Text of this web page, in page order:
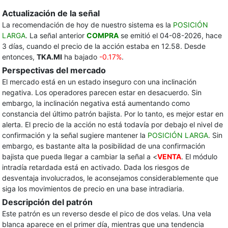
Actualización de la señal
La recomendación de hoy de nuestro sistema es la POSICIÓN
LARGA. La señal anterior COMPRA se emitió el 04-08-2026, hace
3 días, cuando el precio de la acción estaba en 12.58. Desde
entonces, TKA.MI ha bajado -0.17%.
Perspectivas del mercado
El mercado está en un estado inseguro con una inclinación
negativa. Los operadores parecen estar en desacuerdo. Sin
embargo, la inclinación negativa está aumentando como
constancia del último patrón bajista. Por lo tanto, es mejor estar en
alerta. El precio de la acción no está todavía por debajo el nivel de
confirmación y la señal sugiere mantener la POSICIÓN LARGA. Sin
embargo, es bastante alta la posibilidad de una confirmación
bajista que pueda llegar a cambiar la señal a <VENTA. El módulo
intradía retardada está en activado. Dada los riesgos de
desventaja involucrados, le aconsejamos considerablemente que
siga los movimientos de precio en una base intradiaria.
Descripción del patrón
Este patrón es un reverso desde el pico de dos velas. Una vela
blanca aparece en el primer día, mientras que una tendencia